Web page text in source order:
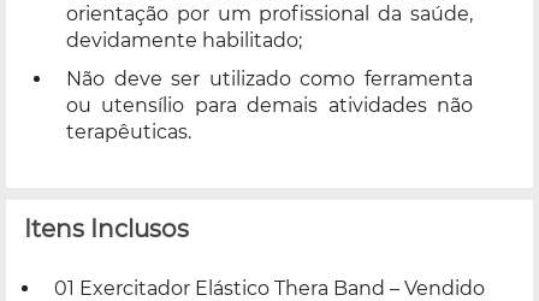
orientação por um profissional da saúde,
devidamente habilitado;
Não deve ser utilizado como ferramenta
ou utensílio para demais atividades não
terapêuticas.
Itens Inclusos
01 Exercitador Elástico Thera Band – Vendido